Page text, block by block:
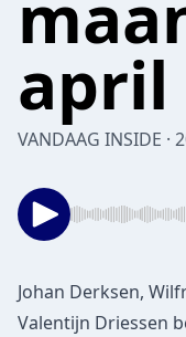
april
VANDAAG INSIDE ·
Johan Derksen,
Valentijn Driessen